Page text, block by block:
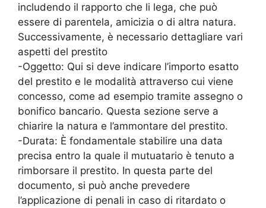
includendo il rapporto che li lega, che può
essere di parentela, amicizia o di altra natura.
Successivamente, è necessario dettagliare vari
aspetti del prestito
-Oggetto: Qui si deve indicare l’importo esatto
del prestito e le modalità attraverso cui viene
concesso, come ad esempio tramite assegno o
bonifico bancario. Questa sezione serve a
chiarire la natura e l’ammontare del prestito.
-Durata: È fondamentale stabilire una data
precisa entro la quale il mutuatario è tenuto a
rimborsare il prestito. In questa parte del
documento, si può anche prevedere
l’applicazione di penali in caso di ritardato o